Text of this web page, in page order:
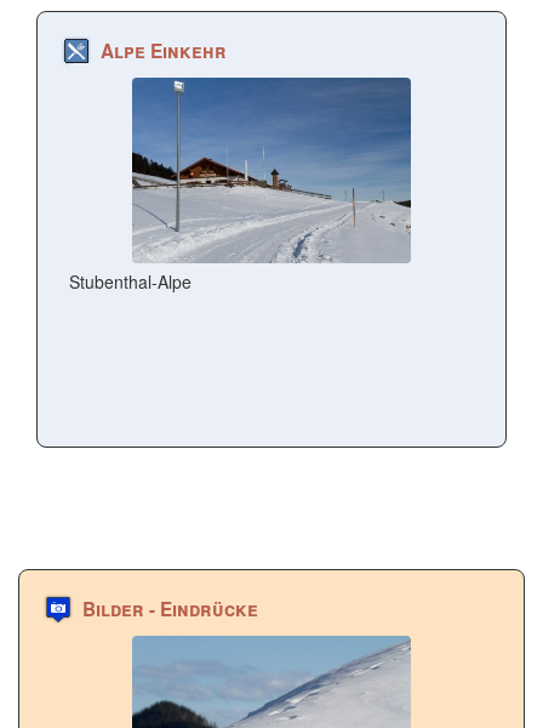
Alpe Einkehr
Stubenthal-Alpe
Bilder - Eindrücke